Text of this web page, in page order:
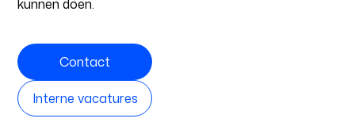
kunnen doen.
Contact
Interne vacatures